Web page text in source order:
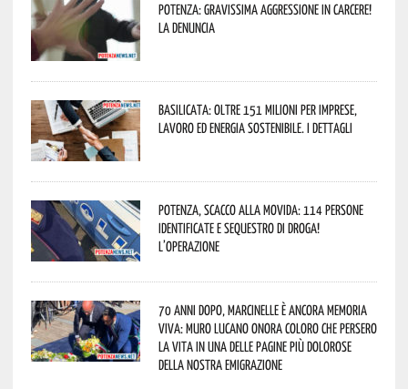
Potenza: gravissima aggressione in Carcere!
La denuncia
Basilicata: oltre 151 milioni per imprese,
lavoro ed energia sostenibile. I dettagli
Potenza, scacco alla movida: 114 persone
identificate e sequestro di droga!
L’operazione
70 anni dopo, Marcinelle è ancora memoria
viva: Muro Lucano onora coloro che persero
la vita in una delle pagine più dolorose
della nostra emigrazione